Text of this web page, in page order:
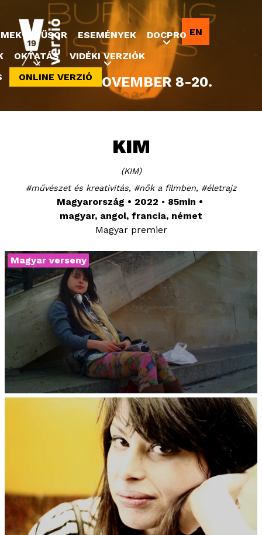
Jump to navigation
2022. NOVEMBER 8-20.
KIM
KIM
művészet és kreativitás
nők a filmben életrajz
Magyarország 2022
85min
magyar, angol, francia, német
Magyar premier
Magyar verseny
MŰSOR ESEMÉNYEK
DOCPRO
OKTATÁS
VIDÉKI VERZIÓK
ONLINE VERZIÓ
EN